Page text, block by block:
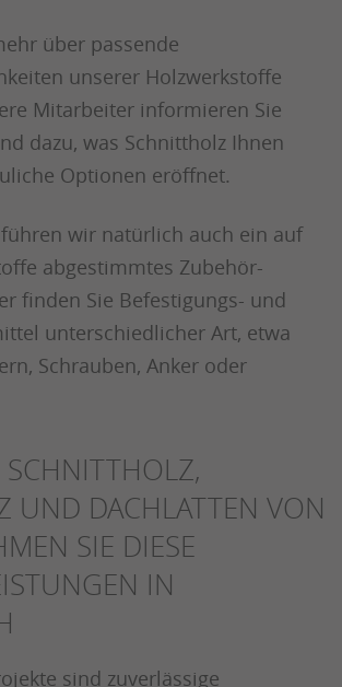
über passende
unserer Holzwerkstoffe
Mitarbeiter informieren Sie
dazu, was Schnittholz Ihnen
Optionen eröffnet.
führen wir natürlich auch ein auf
abgestimmtes Zubehör-
finden Sie Befestigungs- und
unterschiedlicher Art, etwa
Schrauben, Anker oder
SCHNITTHOLZ,
UND DACHLATTEN VON
SIE DIESE
IN
sind zuverlässige